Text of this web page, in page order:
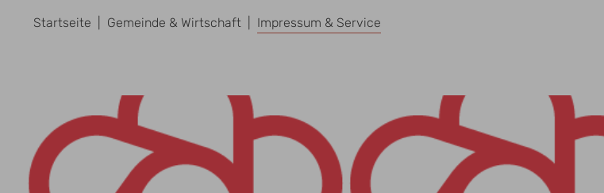
Startseite Gemeinde & Wirtschaft Impressum & Service